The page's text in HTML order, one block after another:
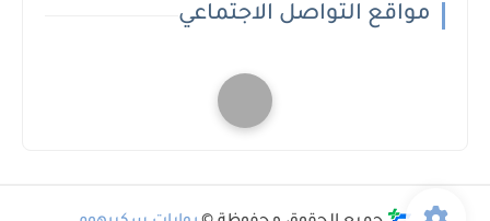
مواقع التواصل الاجتماعي